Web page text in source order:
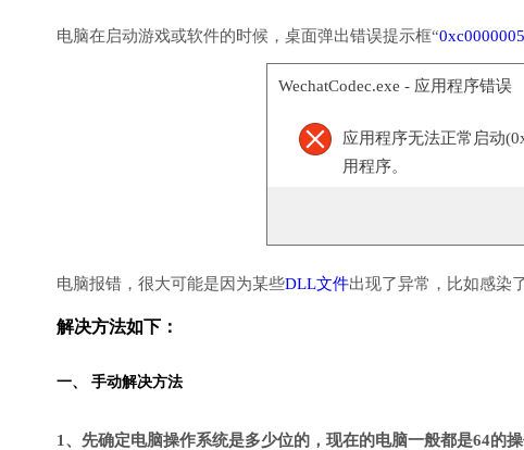
电脑在启动游戏或软件的时候，桌面弹出错误提示框“0xc0000005
WechatCodec.exe - 应用程序错误
应用程序无法正常启动
用程序。
电脑报错，很大可能是因为某些DLL文件出现了异常，比如感染
解决方法如下：
一、 手动解决方法
1、先确定电脑操作系统是多少位的，现在的电脑一般都是64的